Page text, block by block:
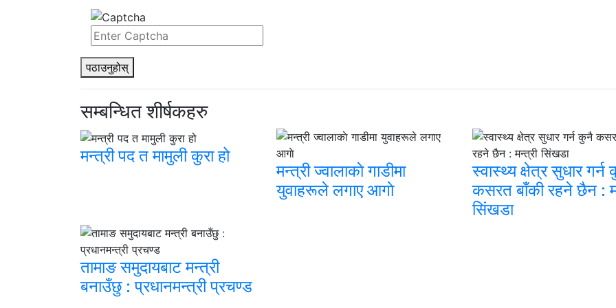
पठाउनुहोस्
सम्बन्धित शीर्षकहरु
मन्त्री पद त मामुली कुरा हो
मन्त्री ज्वालाकाे गाडीमा
युवाहरूले लगाए आगाे
स्वास्थ्य क्षेत्र सुधार गर्न
कसरत बाँकी रहने छैन :
सिंखडा
तामाङ समुदायबाट मन्त्री
बनाउँछु : प्रधानमन्त्री प्रचण्ड